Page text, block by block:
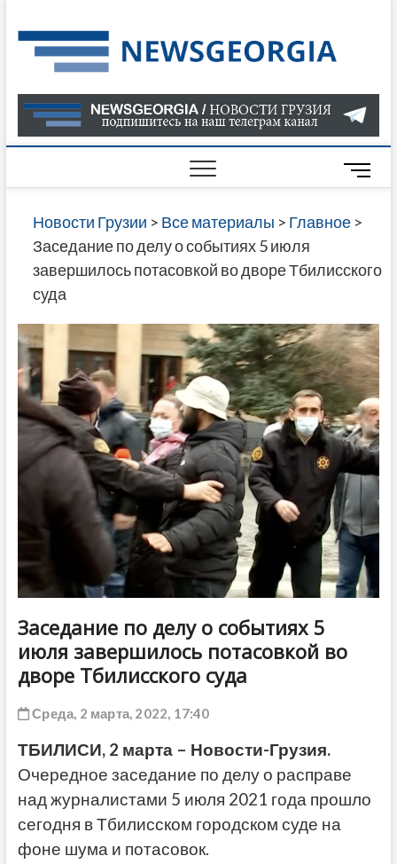
to
content
О
В
ГРУЗИИ
САЙТЕ
M
e
n
B
t
o
n
Новости Грузии > Все материалы > Главное>
Заседание по делу о событиях 5 июля
завершилось потасовкой во дворе Тбилисского
суда
Заседание по делу о событиях 5
июля завершилось потасовкой во
дворе Тбилисского суда
Среда, 2 марта, 2022, 17:40
ТБИЛИСИ, 2 марта – Новости-Грузия.
Очередное заседание по делу о расправе
над журналистами 5 июля 2021 года прошло
сегодня в Тбилисском городском суде на
фоне шума и потасовок.